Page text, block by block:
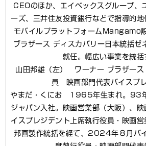
CEOのほか、エイベックスグループ、
ーズ、三井住友投資銀行などで指導的
モバイルプラットフォームMangamo
ブラザース ディスカバリー日本統括ゼ
就任。幅広い事業を統括
山田邦雄（左） ワーナー ブラザース
員 映画部門代表バイスプ
やまだ・くにお 1965年生まれ。93
ジャパン入社。映画営業部（大阪）、
イスプレジデント上席執行役員・映画営
邦画製作統括を経て、2024年８月バ